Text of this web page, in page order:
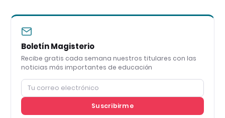
Boletín Magisterio
Recibe gratis cada semana nuestros titulares con las
noticias más importantes de educación
Suscribirme